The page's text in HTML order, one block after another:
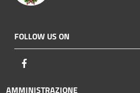
FOLLOW US ON
AMMINISTRAZIONE